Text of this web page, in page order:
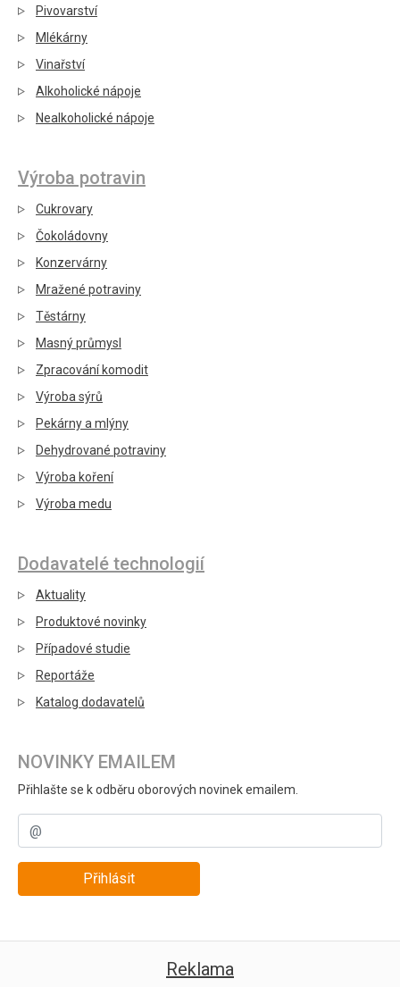
Pivovarství
Mlékárny
Vinařství
Alkoholické nápoje
Nealkoholické nápoje
Výroba potravin
Cukrovary
Čokoládovny
Konzervárny
Mražené potraviny
Těstárny
Masný průmysl
Zpracování komodit
Výroba sýrů
Pekárny a mlýny
Dehydrované potraviny
Výroba koření
Výroba medu
Dodavatelé technologií
Aktuality
Produktové novinky
Případové studie
Reportáže
Katalog dodavatelů
NOVINKY EMAILEM
Přihlašte se k odběru oborových novinek emailem.
Přihlásit
Reklama